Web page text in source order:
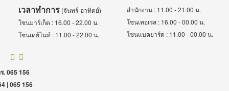
เวลาทำการ(จันทร์-อาทิตย์)
โซนมาร์เก็ต : 16.00 - 22.00 น.
โซนเดย์ไนท์ : 11.00 - 22.00 น.
สำนักงาน : 11.00 - 21.00 น.
โซนเทอเรส : 16.00 - 00.00 น.
โซนแบคยาร์ด : 11.00 - 00.00 น.
. 065 156
| 065 156